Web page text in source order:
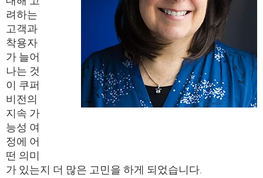
려하는
고객과
착용자
가 늘어
나는 것
이 쿠퍼
비전의
지속 가
능성 여
정에 어
떤 의미
가 있는지 더 많은 고민을 하게 되었습니다.